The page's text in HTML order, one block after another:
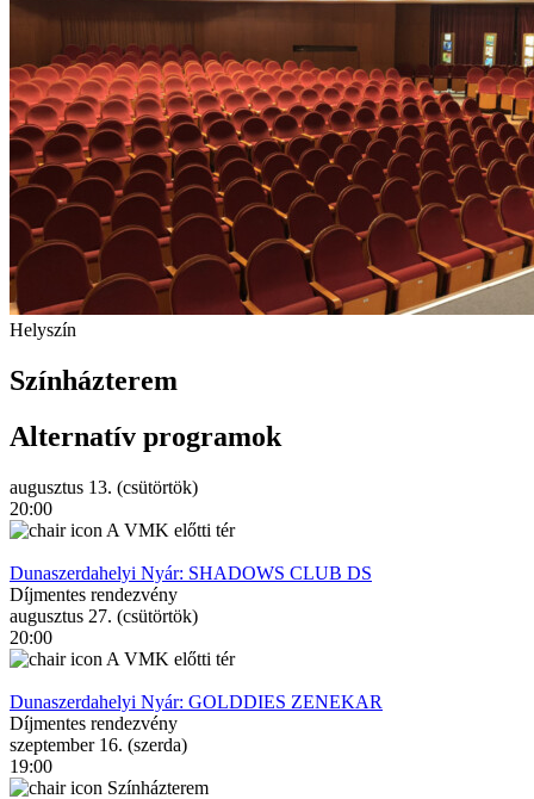
Helyszín
Színházterem
Alternatív programok
augusztus 13. (csütörtök)
20:00
A VMK előtti tér
Dunaszerdahelyi Nyár: SHADOWS CLUB DS
Díjmentes rendezvény
augusztus 27. (csütörtök)
20:00
A VMK előtti tér
Dunaszerdahelyi Nyár: GOLDDIES ZENEKAR
Díjmentes rendezvény
szeptember 16. (szerda)
19:00
Színházterem